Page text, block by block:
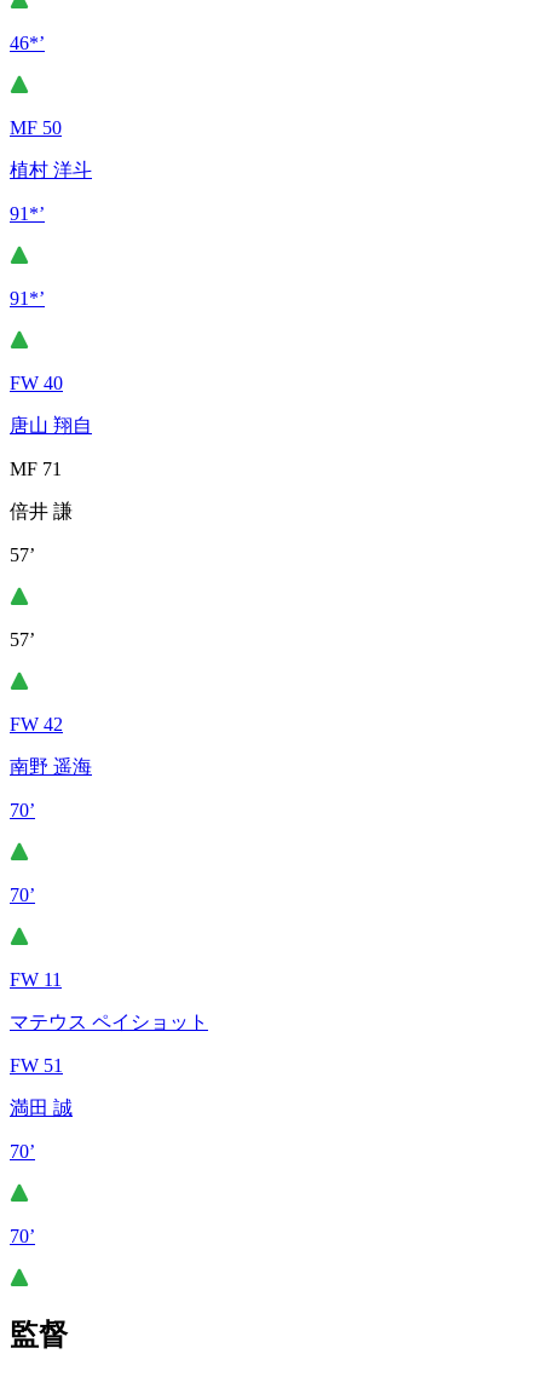
46*’
MF 50
植村 洋斗
91*’
91*’
FW 40
唐山 翔自
MF 71
倍井 謙
57’
57’
FW 42
南野 遥海
70’
70’
FW 11
マテウス ペイショット
FW 51
満田 誠
70’
70’
監督